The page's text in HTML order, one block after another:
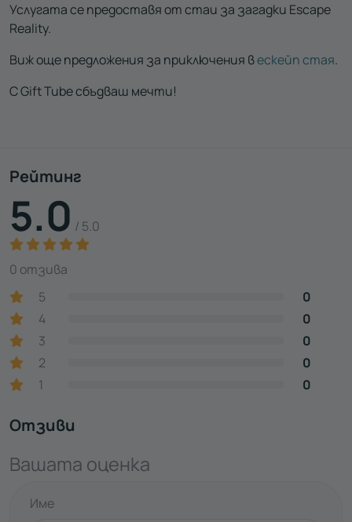
Услугата се предоставя от стаи за загадки Escape
Reality.
Виж още предложения за приключения вескейп стая.
С Gift Tube сбъдваш мечти!
Рейтинг
5.0 / 5.0
0 отзива
5
0
4
0
3
0
2
0
1
0
Отзиви
Вашата оценка
Име